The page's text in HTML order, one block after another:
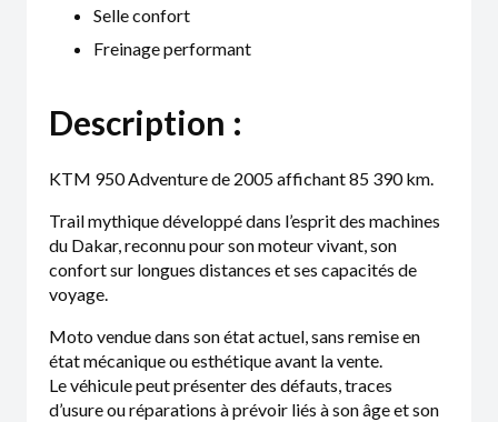
Selle confort
Freinage performant
Description :
KTM 950 Adventure de 2005 affichant 85 390 km.
Trail mythique développé dans l’esprit des machines
du Dakar, reconnu pour son moteur vivant, son
confort sur longues distances et ses capacités de
voyage.
Moto vendue dans son état actuel, sans remise en
état mécanique ou esthétique avant la vente.
Le véhicule peut présenter des défauts, traces
d’usure ou réparations à prévoir liés à son âge et son